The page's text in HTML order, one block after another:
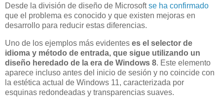
Desde la división de diseño de Microsoftse ha confirmado
que el problema es conocido y que existen mejoras en
desarrollo para reducir estas diferencias.
Uno de los ejemplos más evidentes es el selector de
idioma y método de entrada, que sigue utilizando un
diseño heredado de la era de Windows 8. Este elemento
aparece incluso antes del inicio de sesión y no coincide con
la estética actual de Windows 11, caracterizada por
esquinas redondeadas y transparencias suaves.